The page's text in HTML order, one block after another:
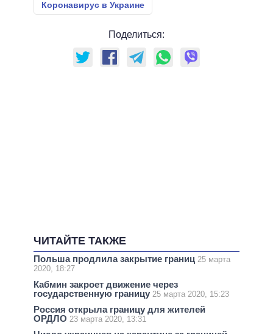
Коронавирус в Украине
Поделиться:
ЧИТАЙТЕ ТАКЖЕ
Польша продлила закрытие границ 25 марта
2020, 18:27
Кабмин закроет движение через
государственную границу 25 марта 2020, 15:23
Россия открыла границу для жителей
ОРДЛО 23 марта 2020, 13:31